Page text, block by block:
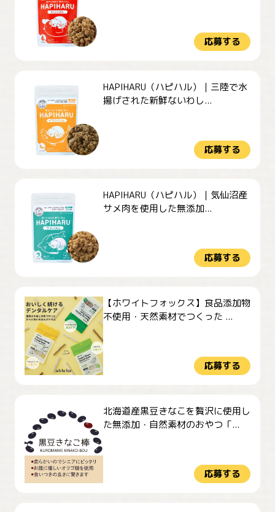
応募する
HAPIHARU（ハピハル）｜三陸で水
揚げされた新鮮ないわし...
応募する
HAPIHARU（ハピハル）｜気仙沼産
サメ肉を使用した無添加...
応募する
【ホワイトフォックス】食品添加物
不使用・天然素材でつくった ...
応募する
北海道産黒豆きなこを贅沢に使用し
た無添加・自然素材のおやつ「...
応募する